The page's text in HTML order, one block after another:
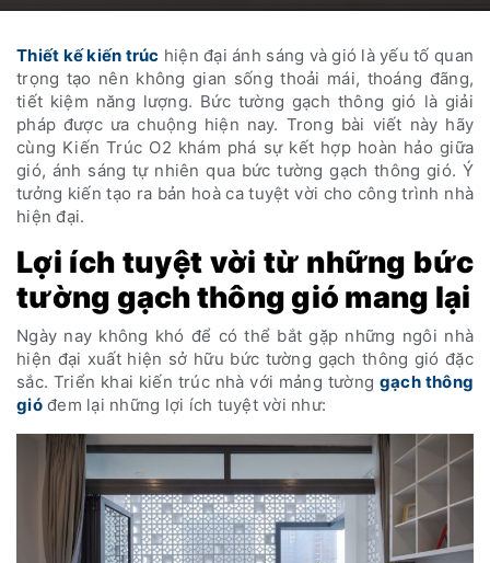
Thiết kế kiến trúc hiện đại ánh sáng và gió là yếu tố quan
trọng tạo nên không gian sống thoải mái, thoáng đãng,
tiết kiệm năng lượng. Bức tường gạch thông gió là giải
pháp được ưa chuộng hiện nay. Trong bài viết này hãy
cùng Kiến Trúc O2 khám phá sự kết hợp hoàn hảo giữa
gió, ánh sáng tự nhiên qua bức tường gạch thông gió. Ý
tưởng kiến tạo ra bản hoà ca tuyệt vời cho công trình nhà
hiện đại.
Lợi ích tuyệt vời từ những bức
tường gạch thông gió mang lại
Ngày nay không khó để có thể bắt gặp những ngôi nhà
hiện đại xuất hiện sở hữu bức tường gạch thông gió đặc
sắc. Triển khai kiến trúc nhà với mảng tường gạch thông
gióđem lại những lợi ích tuyệt vời như: